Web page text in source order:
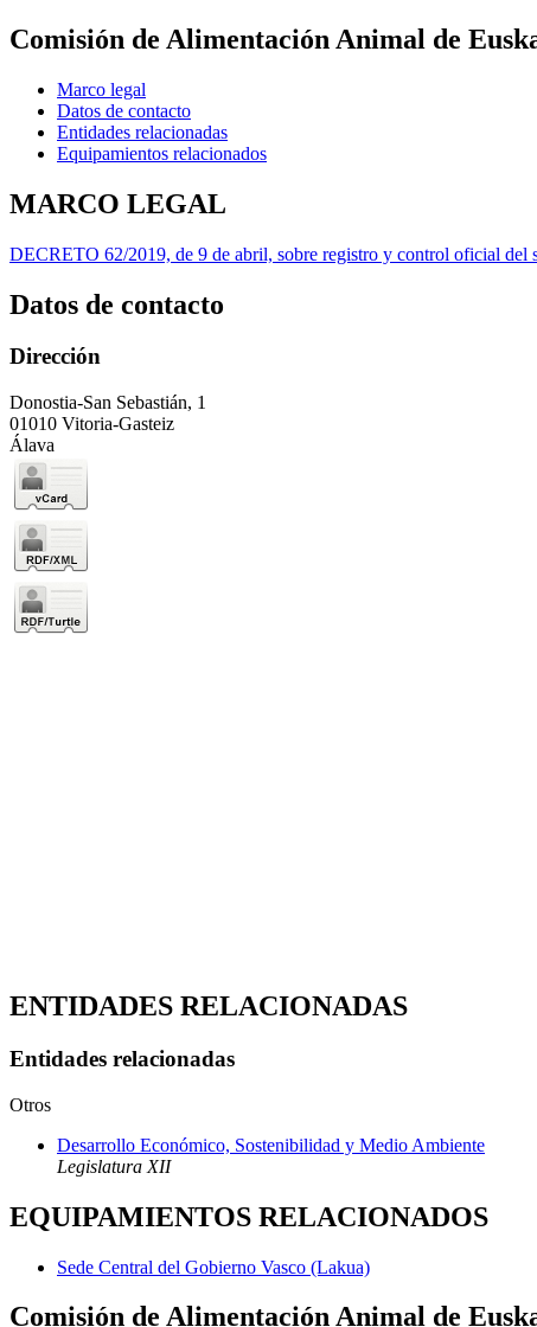
Comisión de Alimentación Animal de
Marco legal
Datos de contacto
Entidades relacionadas
Equipamientos relacionados
MARCO LEGAL
DECRETO 62/2019, de 9 de abril, sobre registro y control oficial del
Datos de contacto
Dirección
Donostia-San Sebastián, 1
01010 Vitoria-Gasteiz
Álava
ENTIDADES RELACIONADAS
Entidades relacionadas
Otros
Desarrollo Económico, Sostenibilidad y Medio Ambiente
Legislatura XII
EQUIPAMIENTOS RELACIONADOS
Sede Central del Gobierno Vasco (Lakua)
Comisión de Alimentación Animal de